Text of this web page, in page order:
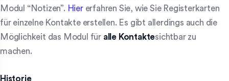
Modul “Notizen”. Hiererfahren Sie, wie Sie Registerkarten
für einzelne Kontakte erstellen. Es gibt allerdings auch die
Möglichkeit das Modul für alle Kontaktesichtbar zu
machen.
Historie